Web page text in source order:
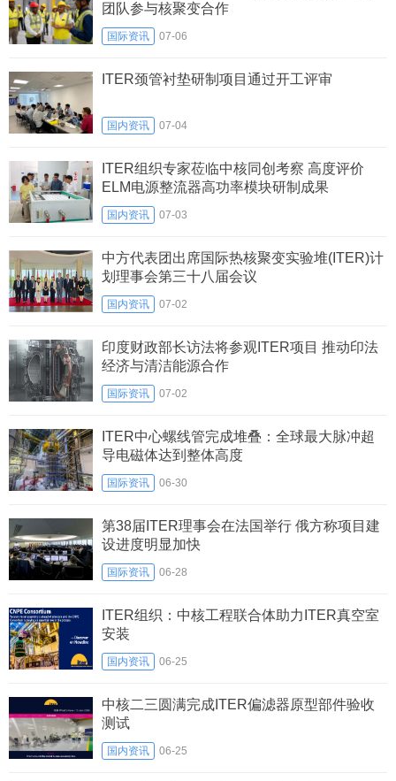
团队参与核聚变合作
国际资讯 07-06
ITER颈管衬垫研制项目通过开工评审
国内资讯 07-04
ITER组织专家莅临中核同创考察 高度评价
ELM电源整流器高功率模块研制成果
国内资讯 07-03
中方代表团出席国际热核聚变实验堆(ITER)计
划理事会第三十八届会议
国内资讯 07-02
印度财政部长访法将参观ITER项目 推动印法
经济与清洁能源合作
国际资讯 07-02
ITER中心螺线管完成堆叠：全球最大脉冲超
导电磁体达到整体高度
国际资讯 06-30
第38届ITER理事会在法国举行 俄方称项目建
设进度明显加快
国际资讯 06-28
ITER组织：中核工程联合体助力ITER真空室
安装
国内资讯 06-25
中核二三圆满完成ITER偏滤器原型部件验收
测试
国内资讯 06-25